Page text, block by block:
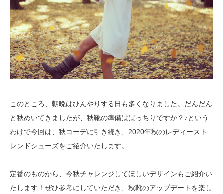
このところ、朝晩はひんやりする日も多くなりました。だんだん
と秋めいてきましたが、秋靴の準備はばっちりですか？♪という
わけで今回は、秋コーデに引き続き、2020年秋のレディースト
レンドシューズをご紹介いたします。
定番のものから、今秋チャレンジしてほしいデザインもご紹介い
たします！ぜひ参考にしていただき、秋靴のアップデートを楽し